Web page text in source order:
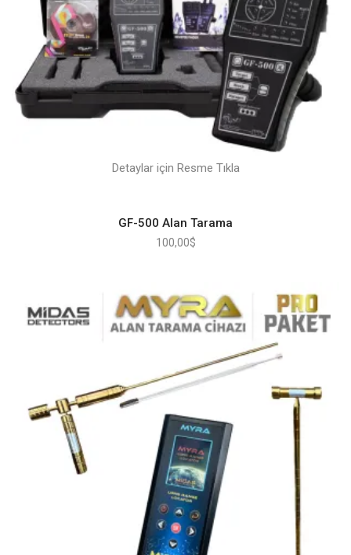
Detaylar için Resme Tıkla
GF-500 Alan Tarama
100,00$